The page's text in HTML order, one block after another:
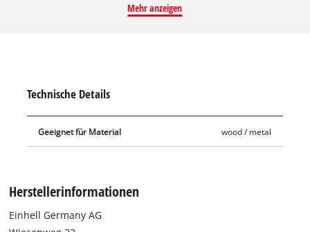
einer Stärke von max. 30 mm. Damit lassen sich sowohl
Schnitte in max. 3 mm dickes Metall enthalten. Alle
Sägeblätter sind dank ihres Schliffs besonders effizient und
können hohe Schnittgeschwindigkeiten ausführen.
Mehr anzeigen
Technische Details
Geeignet für Material wood / metal
Herstellerinformationen
Einhell Germany AG